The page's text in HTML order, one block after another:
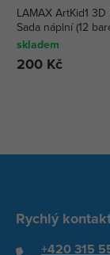
LAMAX ArtKid1
Sada náplní (12
skladem
200 Kč
Rychlý
+420 315